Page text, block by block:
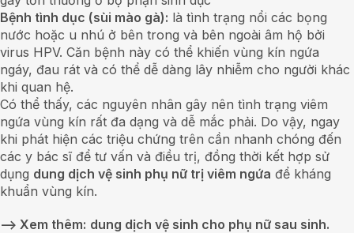
Bệnh tình dục (sùi mào gà): là tình trạng nổi các bọng
nước hoặc u nhú ở bên trong và bên ngoài âm hộ bởi
virus HPV. Căn bệnh này có thể khiến vùng kín ngứa
ngáy, đau rát và có thể dễ dàng lây nhiễm cho người khác
khi quan hệ.
Có thể thấy, các nguyên nhân gây nên tình trạng viêm
ngứa vùng kín rất đa dạng và dễ mắc phải. Do vậy, ngay
khi phát hiện các triệu chứng trên cần nhanh chóng đến
các y bác sĩ để tư vấn và điều trị, đồng thời kết hợp sử
dụng dung dịch vệ sinh phụ nữ trị viêm ngứa để kháng
khuẩn vùng kín.
–> Xem thêm: dung dịch vệ sinh cho phụ nữ sau sinh.